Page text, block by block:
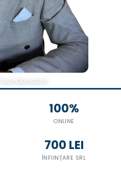
100%
ONLINE
700 LEI
ÎNFIINȚARE SRL